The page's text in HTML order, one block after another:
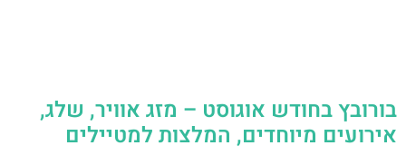
בורובץ בחודש אוגוסט – מזג אוויר, שלג,
אירועים מיוחדים, המלצות למטיילים